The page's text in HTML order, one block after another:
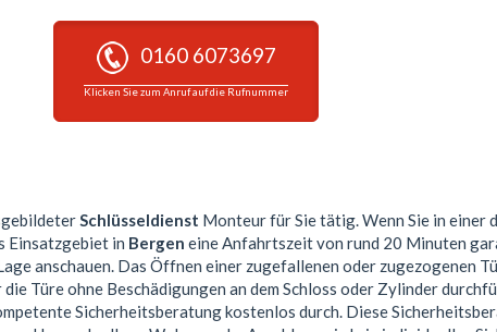
0160 6073697
Klicken Sie zum Anruf auf die Rufnummer
Schlüsseldienst Monteur für Sie tätig. Wenn Sie in einer
Einsatzgebiet in Bergen eine Anfahrtszeit von rund 20 Minuten
anschauen. Das Öffnen einer zugefallenen oder zugezogenen
Türe ohne Beschädigungen an dem Schloss oder Zylinder
Sicherheitsberatung kostenlos durch. Diese